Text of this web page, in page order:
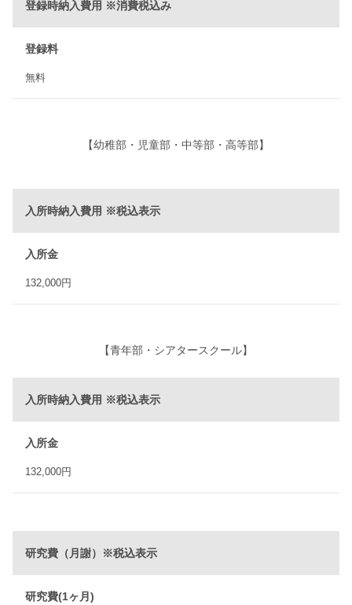
登録時納入費用 ※消費税込み
登録料
無料
【幼稚部・児童部・中等部・ 高等部】
入所時納入費用 ※税込表示
入所金
132,000円
【青年部 ・ シアタースクール】
入所時納入費用 ※税込表示
入所金
132,000円
研究費（月謝）※税込表示
研究費(1ヶ月)